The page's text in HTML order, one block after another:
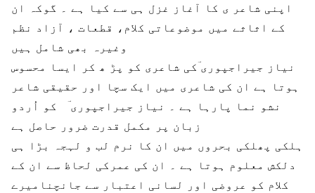
اپنی شاعر ی کا آغاز غزل ہی سے کیا ہے ۔ گوکہ ان
کے اثاثے میں موضوعاتی کلام، قطعات ، آزاد نظم
نیاز جیراجپوری ؔکی شاعری کو پڑ ھ کر ایسا محسوس
ہوتا ہے ان کی شاعری میں ایک سچا اور حقیقی شاعر
نشو نما پارہا ہے ۔ نیاز جیراجپوری ؔ کو اُردو
ہلکی پھلکی بحروں میں ان کا نرم لب و لہجہ بڑا ہی
دلکش معلوم ہوتا ہے ۔ ان کی عمرکی لحاظ سے ان کے
کلام کو عروضی اور لسانی اعتبار سے جانچنامیرے